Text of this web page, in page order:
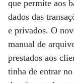
que permite aos
dados das
e privados. O
manual de
prestados aos
tinha de entrar